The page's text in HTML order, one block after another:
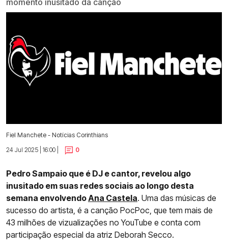
momento inusitado da canção
Fiel Manchete - Notícias Corinthians
24 Jul 2025 | 16:00 |
0
Pedro Sampaio que é DJ e cantor, revelou algo
inusitado em suas redes sociais ao longo desta
semana envolvendo Ana Castela. Uma das músicas de
sucesso do artista, é a canção PocPoc, que tem mais de
43 milhões de vizualizações no YouTube e conta com
participação especial da atriz Deborah Secco.